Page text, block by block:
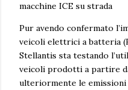
macchine ICE su strada
Pur avendo confermato
veicoli elettrici a batteria
Stellantis sta testando
veicoli prodotti a partire
ulteriormente le emissioni